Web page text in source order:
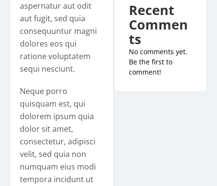
aspernatur aut odit
aut fugit, sed quia
consequuntur magni
dolores eos qui
ratione voluptatem
sequi nesciunt.
Neque porro
quisquam est, qui
dolorem ipsum quia
dolor sit amet,
consectetur, adipisci
velit, sed quia non
numquam eius modi
tempora incidunt ut
Recent
Commen
ts
No comments yet.
Be the first to
comment!